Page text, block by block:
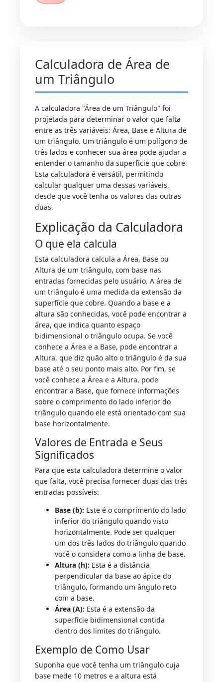
Calculadora de Área de
um Triângulo
A calculadora "Área de um Triângulo" foi
projetada para determinar o valor que falta
entre as três variáveis: Área, Base e Altura de
um triângulo. Um triângulo é um polígono de
três lados e conhecer sua área pode ajudar a
entender o tamanho da superfície que cobre.
Esta calculadora é versátil, permitindo
calcular qualquer uma dessas variáveis,
desde que você tenha os valores das outras
duas.
Explicação da Calculadora
O que ela calcula
Esta calculadora calcula a Área, Base ou
Altura de um triângulo, com base nas
entradas fornecidas pelo usuário. A área de
um triângulo é uma medida da extensão da
superfície que cobre. Quando a base e a
altura são conhecidas, você pode encontrar a
área, que indica quanto espaço
bidimensional o triângulo ocupa. Se você
conhece a Área e a Base, pode encontrar a
Altura, que diz quão alto o triângulo é da sua
base até o seu ponto mais alto. Por fim, se
você conhece a Área e a Altura, pode
encontrar a Base, que fornece informações
sobre o comprimento do lado inferior do
triângulo quando ele está orientado com sua
base horizontalmente.
Valores de Entrada e Seus
Significados
Para que esta calculadora determine o valor
que falta, você precisa fornecer duas das três
entradas possíveis:
Base (b): Este é o comprimento do lado
inferior do triângulo quando visto
horizontalmente. Pode ser qualquer
um dos três lados do triângulo quando
você o considera como a linha de base.
Altura (h): Esta é a distância
perpendicular da base ao ápice do
triângulo, formando um ângulo reto
com a base.
Área (A): Esta é a extensão da
superfície bidimensional contida
dentro dos limites do triângulo.
Exemplo de Como Usar
Suponha que você tenha um triângulo cuja
base mede 10 metros e a altura está